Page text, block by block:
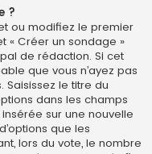
?
ou modifiez le premier
« Créer un sondage »
de rédaction. Si cet
que vous n’ayez pas
le titre du
dans les champs
sur une nouvelle
que les
lors du vote, le nombre